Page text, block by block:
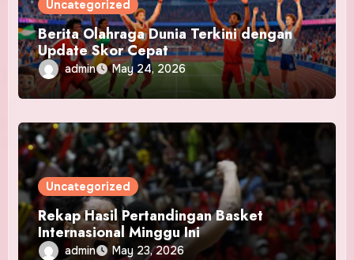
Uncategorized
Berita Olahraga Dunia Terkini dengan
Update Skor Cepat
admin May 24, 2026
Uncategorized
Rekap Hasil Pertandingan Basket
Internasional Minggu Ini
admin May 23, 2026